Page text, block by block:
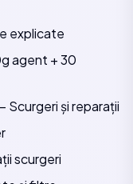
explicate
agent + 30
Scurgeri și reparații
scurgeri